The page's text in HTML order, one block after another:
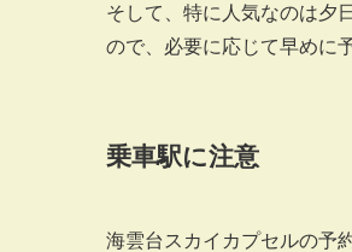
そして、特に人気なのは夕
ので、必要に応じて早めに
乗車駅に注意
海雲台スカイカプセルの予